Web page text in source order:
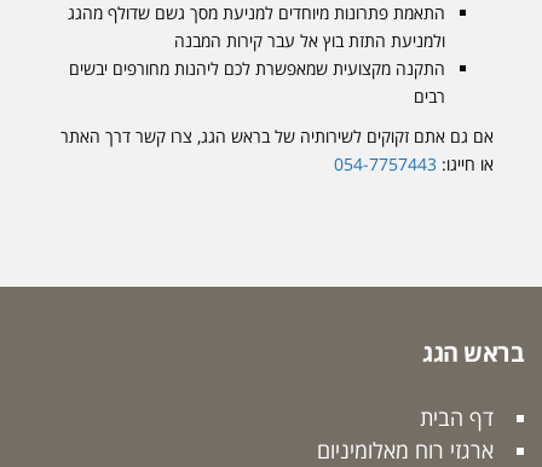
התאמת פתרונות מיוחדים למניעת מסך גשם שדולף מהגג
ולמניעת התזת בוץ אל עבר קירות המבנה
התקנה מקצועית שמאפשרת לכם ליהנות מחורפים יבשים
רבים
אם גם אתם זקוקים לשירותיה של בראש הגג, צרו קשר דרך האתר
או חייגו: 054-7757443
בראש הגג
דף הבית
ארגזי רוח מאלומיניום